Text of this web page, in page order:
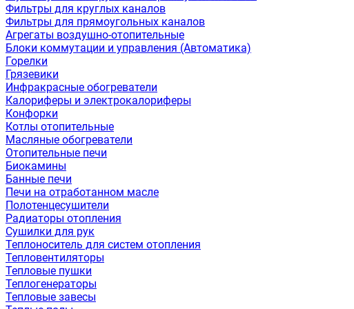
Фильтры для круглых каналов
Фильтры для прямоугольных каналов
Агрегаты воздушно-отопительные
Блоки коммутации и управления (Автоматика)
Горелки
Грязевики
Инфракрасные обогреватели
Калориферы и электрокалориферы
Конфорки
Котлы отопительные
Масляные обогреватели
Отопительные печи
Биокамины
Банные печи
Печи на отработанном масле
Полотенцесушители
Радиаторы отопления
Сушилки для рук
Теплоноситель для систем отопления
Тепловентиляторы
Тепловые пушки
Теплогенераторы
Тепловые завесы